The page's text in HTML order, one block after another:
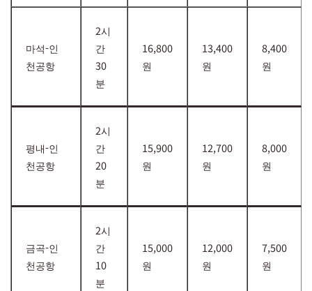
마석-인
천공항
2시
간
30
분
16,800
원
13,400
원
8,400
원
평내-인
천공항
2시
간
20
분
15,900
원
12,700
원
8,000
원
금곡-인
천공항
2시
간
10
분
15,000
원
12,000
원
7,500
원